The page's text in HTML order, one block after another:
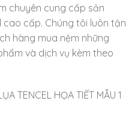
chuyên cung cấp sản
cấp. Chúng tôi luôn tận
hàng mua nệm những
và dịch vụ kèm theo
TENCEL HỌA TIẾT MẪU 1